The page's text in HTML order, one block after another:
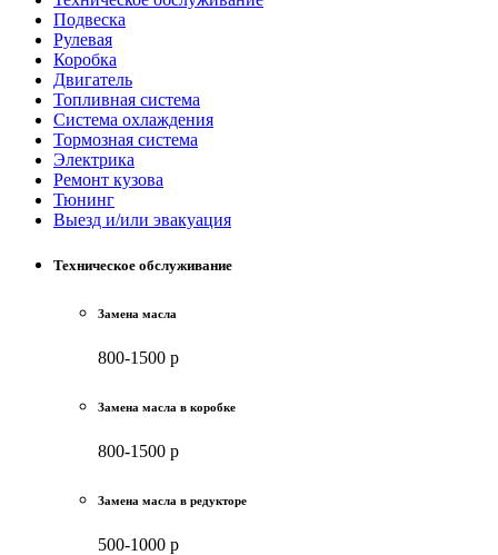
Подвеска
Рулевая
Коробка
Двигатель
Топливная система
Система охлаждения
Тормозная система
Электрика
Ремонт кузова
Тюнинг
Выезд и/или эвакуация
Техническое обслуживание
Замена масла
800-1500 р
Замена масла в коробке
800-1500 р
Замена масла в редукторе
500-1000 р